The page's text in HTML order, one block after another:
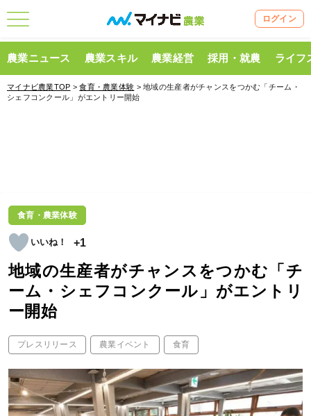
ログイン
農業ニュース 農業スキル 農業経営 採用・就農 ライフ
マイナビ農業TOP >食育・農業体験 > 地域の生産者がチャンスをつかむ「チーム・
シェフコンクール」がエントリー開始
食育・農業体験
+1
地域の生産者がチャンスをつかむ「チ
ーム・シェフコンクール」がエントリ
ー開始
プレスリリース 農業イベント 食育